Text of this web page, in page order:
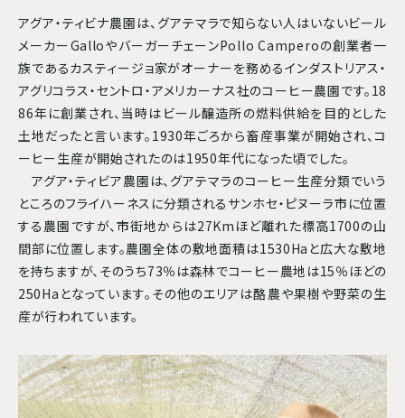
アグア・ティビナ農園は、グアテマラで知らない人はいないビール
メーカーGalloやバーガーチェーンPollo Camperoの創業者一
族であるカスティージョ家がオーナーを務めるインダストリアス・
アグリコラス・セントロ・アメリカーナス社のコーヒー農園です。18
86年に創業され、当時はビール醸造所の燃料供給を目的とした
土地だったと言います。1930年ごろから畜産事業が開始され、コ
ーヒー生産が開始されたのは1950年代になった頃でした。
アグア・ティビア農園は、グアテマラのコーヒー生産分類でいう
ところのフライハーネスに分類されるサンホセ・ピヌーラ市に位置
する農園ですが、市街地からは27Kmほど離れた標高1700の山
間部に位置します。農園全体の敷地面積は1530Haと広大な敷地
を持ちますが、そのうち73％は森林でコーヒー農地は15％ほどの
250Haとなっています。その他のエリアは酪農や果樹や野菜の生
産が行われています。